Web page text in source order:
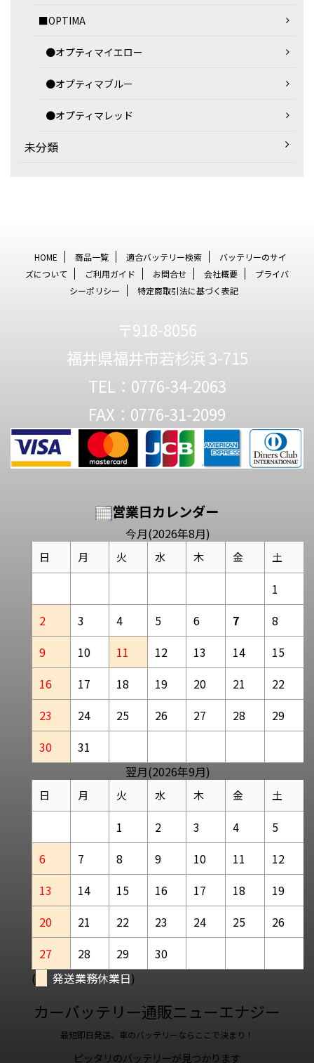
■OPTIMA
●オプティマイエロー
●オプティマブルー
●オプティマレッド
未分類
HOME 商品一覧 適合バッテリー検索
バッテリーのサイ
ズについて
ご利用ガイド お問合せ 会社概要
プライバ
シーポリシー
特定商取引法に基づく表記
〒918-8056
福井県福井市若杉浜 3-715
TEL：0776-34-2063
FAX：0776-31-2099
営業日カレンダー
今月(2026年8月)
日 月 火 水 木 金 土
1
2
3 4 5 6 7
8
9
10 11 12 13 14
15
16
17 18 19 20 21
22
23
24 25 26 27 28
29
30
31
翌月(2026年9月)
日 月 火 水 木 金 土
1 2 3 4
5
6
7 8 9 10 11
12
13
14 15 16 17 18
19
20
21 22 23 24 25
26
27
28 29
30
(
発送業務休業日)
カーバッテリー通販ニューエナジー
最短即日発送、車のバッテリーならここで決まり！
ピッタリのバッテリーが見つかります